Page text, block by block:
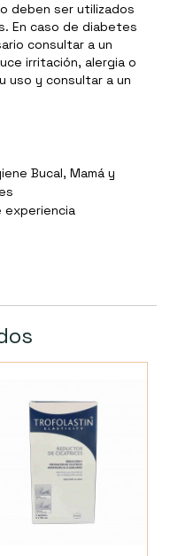
deben ser utilizados
En caso de diabetes
consultar a un
irritación, alergia o
uso y consultar a un
Bucal, Mamá y
experiencia